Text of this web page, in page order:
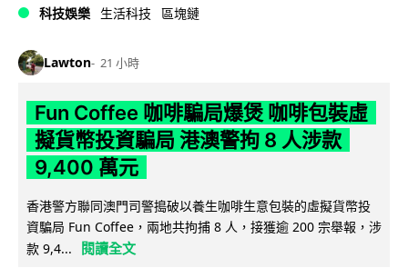
科技娛樂 生活科技 區塊鏈
Lawton 21 小時
Fun Coffee 咖啡騙局爆煲 咖啡包裝虛
擬貨幣投資騙局 港澳警拘 8 人涉款
9,400 萬元
香港警方聯同澳門司警搗破以養生咖啡生意包裝的虛擬貨幣投
資騙局 Fun Coffee，兩地共拘捕 8 人，接獲逾 200 宗舉報，涉
款 9,4...
閱讀全文